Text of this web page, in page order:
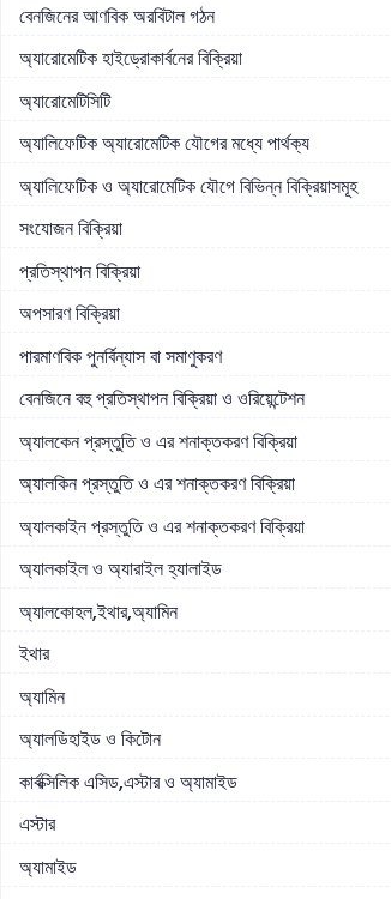
বেনজিনের আণবিক অরবিটাল গঠন
অ্যারোমেটিক হাইড্রোকার্বনের বিক্রিয়া
অ্যারোমেটিসিটি
অ্যালিফেটিক অ্যারোমেটিক যৌগের মধ্যে পার্থক্য
অ্যালিফেটিক ও অ্যারোমেটিক যৌগে বিভিন্ন বিক্রিয়াসমূহ
সংযোজন বিক্রিয়া
প্রতিস্থাপন বিক্রিয়া
অপসারণ বিক্রিয়া
পারমাণবিক পুনর্বিন্যাস বা সমাণুকরণ
বেনজিনে বহু প্রতিস্থাপন বিক্রিয়া ও ওরিয়েন্টেশন
অ্যালকেন প্রস্তুতি ও এর শনাক্তকরণ বিক্রিয়া
অ্যালকিন প্রস্তুতি ও এর শনাক্তকরণ বিক্রিয়া
অ্যালকাইন প্রস্তুতি ও এর শনাক্তকরণ বিক্রিয়া
অ্যালকাইল ও অ্যারাইল হ্যালাইড
অ্যালকোহল,ইথার,অ্যামিন
ইথার
অ্যামিন
অ্যালডিহাইড ও কিটোন
কার্বক্সিলিক এসিড,এস্টার ও অ্যামাইড
এস্টার
অ্যামাইড